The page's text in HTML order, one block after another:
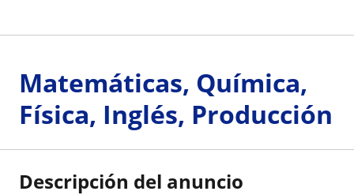
Matemáticas, Química,
Física, Inglés, Producción
Descripción del anuncio